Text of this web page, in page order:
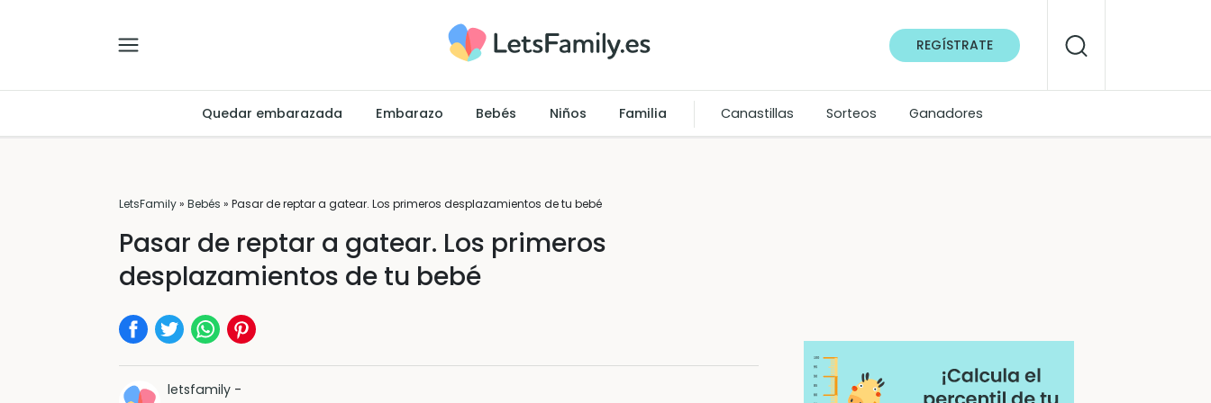
REGÍSTRATE
Quedar embarazada Embarazo Bebés Niños Familia Canastillas Sorteos Ganadores
LetsFamily» Bebés » Pasar de reptar a gatear. Los primeros desplazamientos de tu bebé
Pasar de reptar a gatear. Los primeros
desplazamientos de tu bebé
letsfamily -